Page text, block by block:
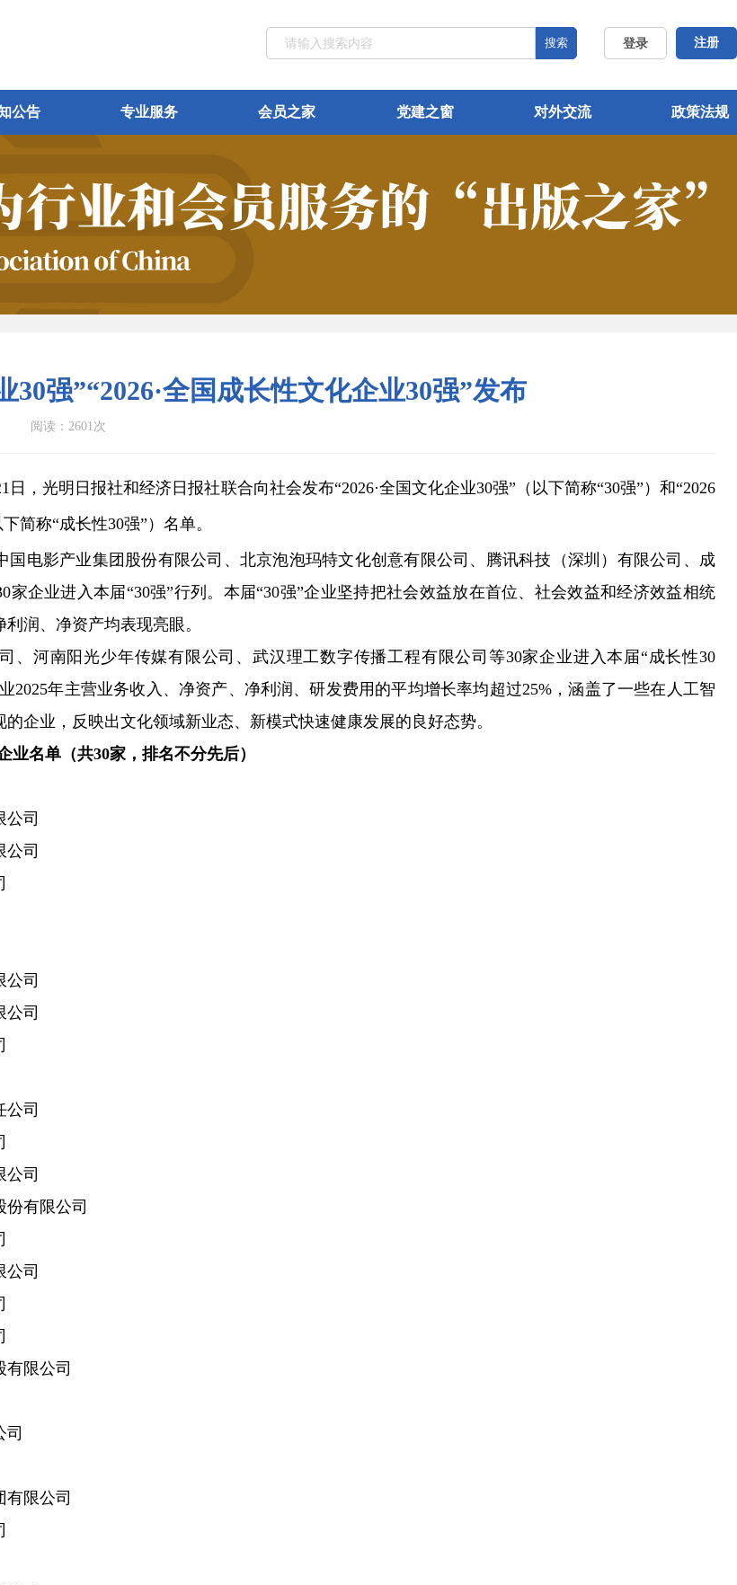
登录 注册
搜索
公告 专业服务 会员之家 党建之窗 对外交流 政策法规
30强”“2026·全国成长性文化企业30强”发布
阅读：2601次
日，光明日报社和经济日报社联合向社会发布“2026·全国文化企业30强”（以下简称“30强”）和“2026
简称“成长性30强”）名单。
电影产业集团股份有限公司、北京泡泡玛特文化创意有限公司、腾讯科技（深圳）有限公司、成
家企业进入本届“30强”行列。本届“30强”企业坚持把社会效益放在首位、社会效益和经济效益相统
润、净资产均表现亮眼。
河南阳光少年传媒有限公司、武汉理工数字传播工程有限公司等30家企业进入本届“成长性30
2025年主营业务收入、净资产、净利润、研发费用的平均增长率均超过25%，涵盖了一些在人工智
企业，反映出文化领域新业态、新模式快速健康发展的良好态势。
业名单（共30家，排名不分先后）
司
司
司
司
司
司
有限公司
司
限公司
限公司